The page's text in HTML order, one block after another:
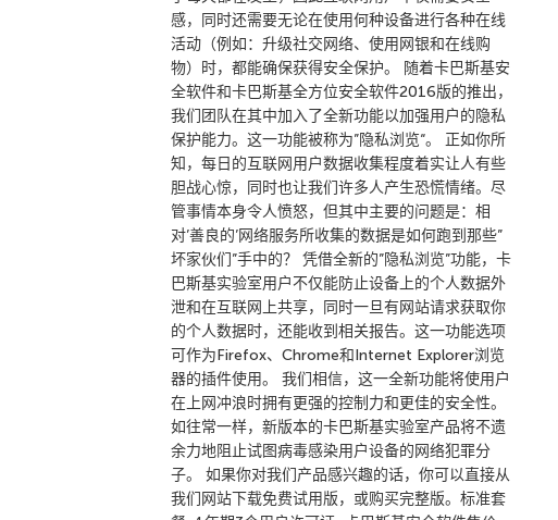
感，同时还需要无论在使用何种设备进行各种在线
活动（例如：升级社交网络、使用网银和在线购
物）时，都能确保获得安全保护。 随着卡巴斯基安
全软件和卡巴斯基全方位安全软件2016版的推出，
我们团队在其中加入了全新功能以加强用户的隐私
保护能力。这一功能被称为”隐私浏览“。 正如你所
知，每日的互联网用户数据收集程度着实让人有些
胆战心惊，同时也让我们许多人产生恐慌情绪。尽
管事情本身令人愤怒，但其中主要的问题是：相
对’善良的’网络服务所收集的数据是如何跑到那些”
坏家伙们”手中的？ 凭借全新的”隐私浏览”功能，卡
巴斯基实验室用户不仅能防止设备上的个人数据外
泄和在互联网上共享，同时一旦有网站请求获取你
的个人数据时，还能收到相关报告。这一功能选项
可作为Firefox、Chrome和Internet Explorer浏览
器的插件使用。 我们相信，这一全新功能将使用户
在上网冲浪时拥有更强的控制力和更佳的安全性。
如往常一样，新版本的卡巴斯基实验室产品将不遗
余力地阻止试图病毒感染用户设备的网络犯罪分
子。 如果你对我们产品感兴趣的话，你可以直接从
我们网站下载免费试用版，或购买完整版。标准套